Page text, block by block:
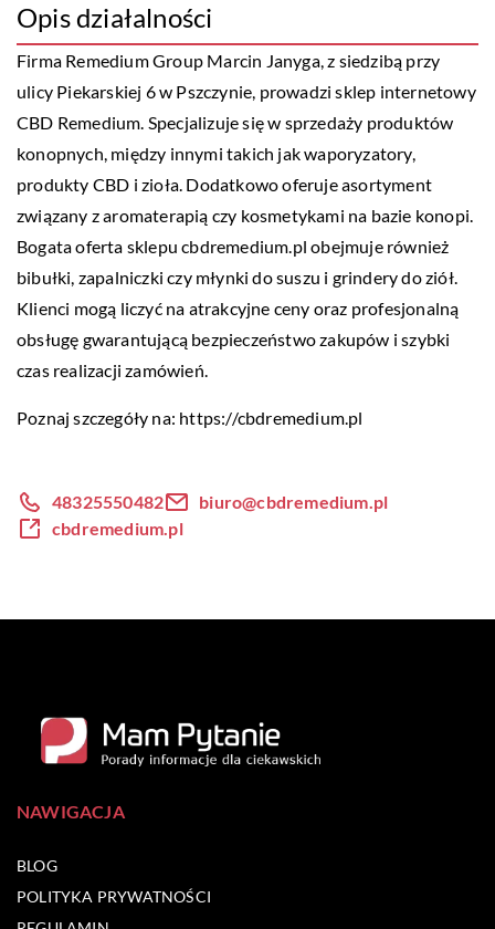
Opis działalności
Firma Remedium Group Marcin Janyga, z siedzibą przy
ulicy Piekarskiej 6 w Pszczynie, prowadzi sklep internetowy
CBD Remedium. Specjalizuje się w sprzedaży produktów
konopnych, między innymi takich jak waporyzatory,
produkty CBD i zioła. Dodatkowo oferuje asortyment
związany z aromaterapią czy kosmetykami na bazie konopi.
Bogata oferta sklepu cbdremedium.pl obejmuje również
bibułki, zapalniczki czy młynki do suszu i grindery do ziół.
Klienci mogą liczyć na atrakcyjne ceny oraz profesjonalną
obsługę gwarantującą bezpieczeństwo zakupów i szybki
czas realizacji zamówień.
Poznaj szczegóły na: https://cbdremedium.pl
48325550482
biuro@cbdremedium.pl
cbdremedium.pl
NAWIGACJA
BLOG
POLITYKA PRYWATNOŚCI